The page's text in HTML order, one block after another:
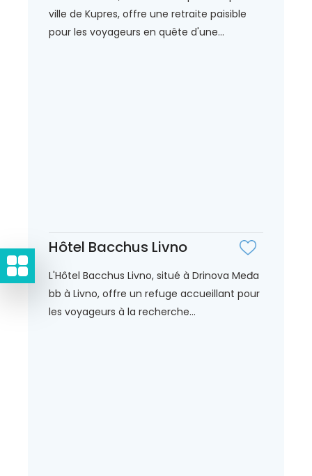
ville de Kupres, offre une retraite paisible
pour les voyageurs en quête d'une...
Hôtel Bacchus Livno
L'Hôtel Bacchus Livno, situé à Drinova Međa
bb à Livno, offre un refuge accueillant pour
les voyageurs à la recherche...